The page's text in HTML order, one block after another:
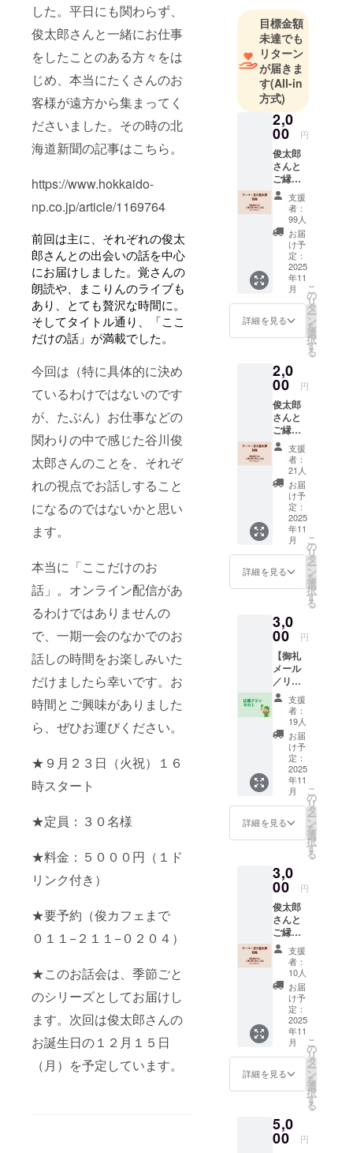
した。平日にも関わらず、
俊太郎さんと一緒にお仕事
をしたことのある方々をは
じめ、本当にたくさんのお
客様が遠方から集まってく
ださいました。その時の北
海道新聞の記事はこちら。
https://www.hokkaido-
np.co.jp/article/1169764
前回は主に、それぞれの俊太
郎さんとの出会いの話を中心
にお届けしました。覚さんの
朗読や、まこりんのライブも
あり、とても贅沢な時間に。
そしてタイトル通り、「ここ
だけの話」が満載でした。
今回は（特に具体的に決め
ているわけではないのです
が、たぶん）お仕事などの
関わりの中で感じた谷川俊
太郎さんのことを、それぞ
れの視点でお話しすること
になるのではないかと思い
ます。
本当に「ここだけのお
話」。オンライン配信があ
るわけではありませんの
で、一期一会のなかでのお
話しの時間をお楽しみいた
だけましたら幸いです。お
時間とご興味がありました
ら、ぜひお運びください。
★９月２３日（火祝）１６
時スタート
★定員：３０名様
★料金：５０００円（１ド
リンク付き）
★要予約（俊カフェまで
０１１−２１１−０２０４）
★このお話会は、季節ごと
のシリーズとしてお届けし
ます。次回は俊太郎さんの
お誕生日の１２月１５日
（月）を予定しています。
をしたこと
のある詩人
の方々が多
く来てくだ
さいます。
今回このご
縁を通し
て、アンソ
ロジーを作
ることにし
ました。
目標金額
未達でも
リターン
が届きま
す(All-in
方式)
2,0
00 円
俊太郎
さんと
ご縁の
深い詩
人たち
による
アンソ
ロジー
［テー
マ：谷
川俊太
郎］詩
集本体
+ 古川
編集に
よる小
ヅル１
２号
［テー
マ：谷
川俊太
郎］
１セッ
ト ※詩
集は
60~80
ページ
程度、
ツヅル
は64
ページ
を予定
してい
支援
者：
99人
お届
け予
定：
2025
年11
月
詳細を見る
こ
の
リ
タ
ー
ン
を
選
択
す
る
2,0
00 円
俊太郎
さんと
ご縁の
深い詩
人たち
による
アンソ
ロジー
［テー
マ：谷
川俊太
郎］詩
集本体
１冊 +
俊カ
フェド
チケッ
ト１枚
※詩集は
60~80
ページ
程度を
予定し
ていま
す。 ※
チケッ
ト1枚で
ドリン
ク１杯
分をご
提供し
ます。
現金へ
ん。お
つりは
でませ
ん。有
効期
限：チ
ケット
が届い
た日〜
2026年
10月末
日まで
支援
者：
21人
お届
け予
定：
2025
年11
月
詳細を見る
こ
の
リ
タ
ー
ン
を
選
択
す
る
3,0
00 円
【御礼
メール
／リ
ターン
なしの
応援プ
ランそ
の１】
古川よ
りご支
援の御
礼メー
ルをお
送りし
ます。
※他の
プラ
ン」と
内容は
同様と
なりま
す。
支援
者：
19人
お届
け予
定：
2025
年11
月
詳細を見る
こ
の
リ
タ
ー
ン
を
選
択
す
る
3,0
00 円
俊太郎
さんと
ご縁の
深い詩
人たち
による
アンソ
ロジー
［テー
マ：谷
川俊太
郎］詩
集本
体 ３
冊 ※詩
集は
ページ
程度を
予定し
支援
者：
10人
お届
け予
定：
2025
年11
月
詳細を見る
こ
の
リ
タ
ー
ン
を
選
択
す
る
5,0
00 円